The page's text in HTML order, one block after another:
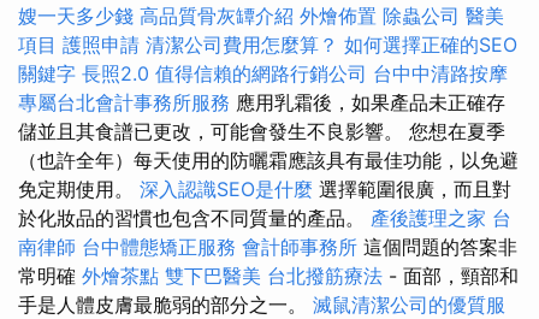
嫂一天多少錢 高品質骨灰罈介紹 外燴佈置 除蟲公司 醫美
項目 護照申請 清潔公司費用怎麼算？ 如何選擇正確的SEO
關鍵字 長照2.0 值得信賴的網路行銷公司 台中中清路按摩
專屬台北會計事務所服務 應用乳霜後，如果產品未正確存
儲並且其食譜已更改，可能會發生不良影響。 您想在夏季
（也許全年）每天使用的防曬霜應該具有最佳功能，以免避
免定期使用。 深入認識SEO是什麼 選擇範圍很廣，而且對
於化妝品的習慣也包含不同質量的產品。 產後護理之家 台
南律師 台中體態矯正服務 會計師事務所 這個問題的答案非
常明確 外燴茶點 雙下巴醫美 台北撥筋療法 - 面部，頸部和
手是人體皮膚最脆弱的部分之一。 滅鼠清潔公司的優質服